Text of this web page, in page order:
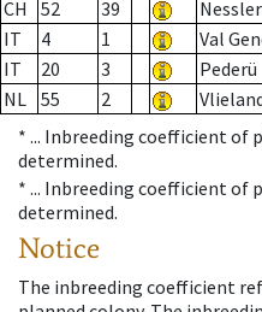
CH
52 39
IT
4 1 Val
IT
20 3 Pederü
NL 55 2
* ... Inbreeding coefficient of
determined.
* ... Inbreeding coefficient of
determined.
Notice
The inbreeding coefficient